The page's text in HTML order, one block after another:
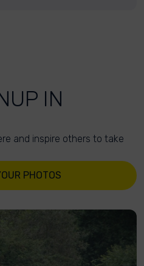
IN
and inspire others to take
PHOTOS